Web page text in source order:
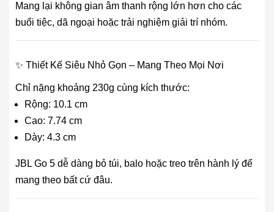
Mang lại không gian âm thanh rộng lớn hơn cho các
buổi tiệc, dã ngoại hoặc trải nghiệm giải trí nhóm.
✨ Thiết Kế Siêu Nhỏ Gọn – Mang Theo Mọi Nơi
Chỉ nặng khoảng 230g cùng kích thước:
Rộng: 10.1 cm
Cao: 7.74 cm
Dày: 4.3 cm
JBL Go 5 dễ dàng bỏ túi, balo hoặc treo trên hành lý để
mang theo bất cứ đâu.